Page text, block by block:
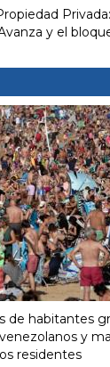
y el
de habitantes
y
residentes